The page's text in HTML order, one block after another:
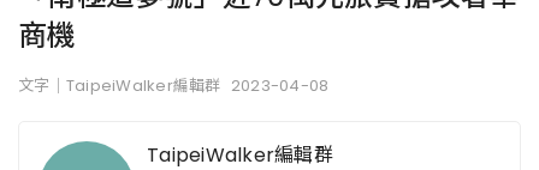
商機
文字｜TaipeiWalker編輯群 2023-04-08
TaipeiWalker編輯群